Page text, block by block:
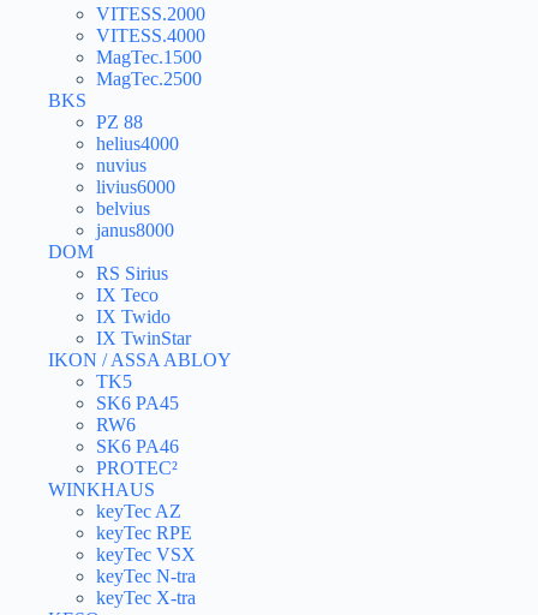
VITESS.2000
VITESS.4000
MagTec.1500
MagTec.2500
BKS
PZ 88
helius4000
nuvius
livius6000
belvius
janus8000
DOM
RS Sirius
IX Teco
IX Twido
IX TwinStar
IKON / ASSA ABLOY
TK5
SK6 PA45
RW6
SK6 PA46
PROTEC²
WINKHAUS
keyTec AZ
keyTec RPE
keyTec VSX
keyTec N-tra
keyTec X-tra